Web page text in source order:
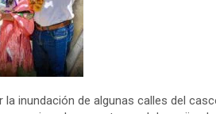
inundación de algunas calles del